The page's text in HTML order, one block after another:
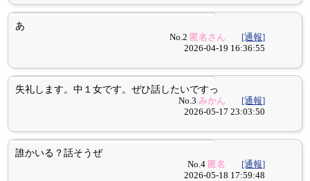
あ
No.2 匿名さん
[通報]
2026-04-19 16:36:55
失礼します。中１女です。ぜひ話したいですっ
No.3みかん
[通報]
2026-05-17 23:03:50
誰かいる？話そうぜ
No.4 匿名
[通報]
2026-05-18 17:59:48